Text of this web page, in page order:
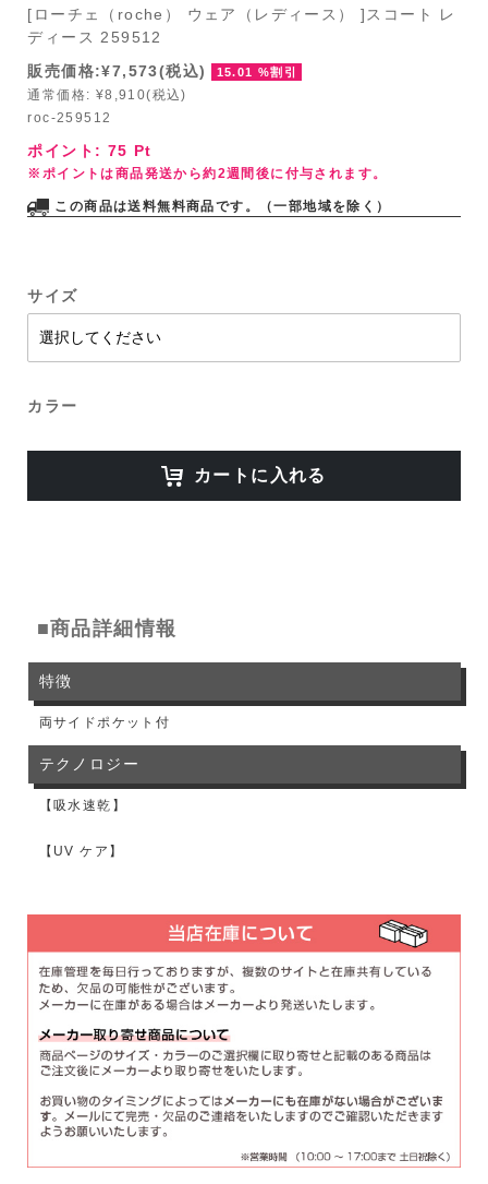
[ローチェ（roche） ウェア（レディース） ]スコート レ
ディース 259512
販売価格:¥7,573(税込)
15.01 %割引
通常価格: ¥8,910(税込)
roc-259512
ポイント: 75 Pt
※ポイントは商品発送から約2週間後に付与されます。
この商品は送料無料商品です。（一部地域を除く）
サイズ
カラー
カートに入れる
■商品詳細情報
特徴
両サイドポケット付
テクノロジー
【吸水速乾】
【UV ケア】